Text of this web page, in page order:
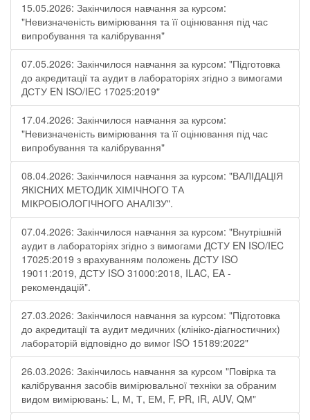
15.05.2026: Закінчилося навчання за курсом:
"Невизначеність вимірювання та її оцінювання під час
випробування та калібрування"
07.05.2026: Закінчилося навчання за курсом: "Підготовка
до акредитації та аудит в лабораторіях згідно з вимогами
ДСТУ EN ISO/IEC 17025:2019"
17.04.2026: Закінчилося навчання за курсом:
"Невизначеність вимірювання та її оцінювання під час
випробування та калібрування"
08.04.2026: Закінчилося навчання за курсом: "ВАЛІДАЦІЯ
ЯКІСНИХ МЕТОДИК ХІМІЧНОГО ТА
МІКРОБІОЛОГІЧНОГО АНАЛІЗУ".
07.04.2026: Закінчилося навчання за курсом: "Внутрішній
аудит в лабораторіях згідно з вимогами ДСТУ EN ISO/IEC
17025:2019 з врахуванням положень ДСТУ ISO
19011:2019, ДСТУ ISO 31000:2018, ILAC, EA -
рекомендацій".
27.03.2026: Закінчилося навчання за курсом: "Підготовка
до акредитації та аудит медичних (клініко-діагностичних)
лабораторій відповідно до вимог ISO 15189:2022"
26.03.2026: Закінчилось навчання за курсом "Повірка та
калібрування засобів вимірювальної техніки за обраним
видом вимірювань: L, М, Т, ЕМ, F, РR, ІR, АUV, QМ"